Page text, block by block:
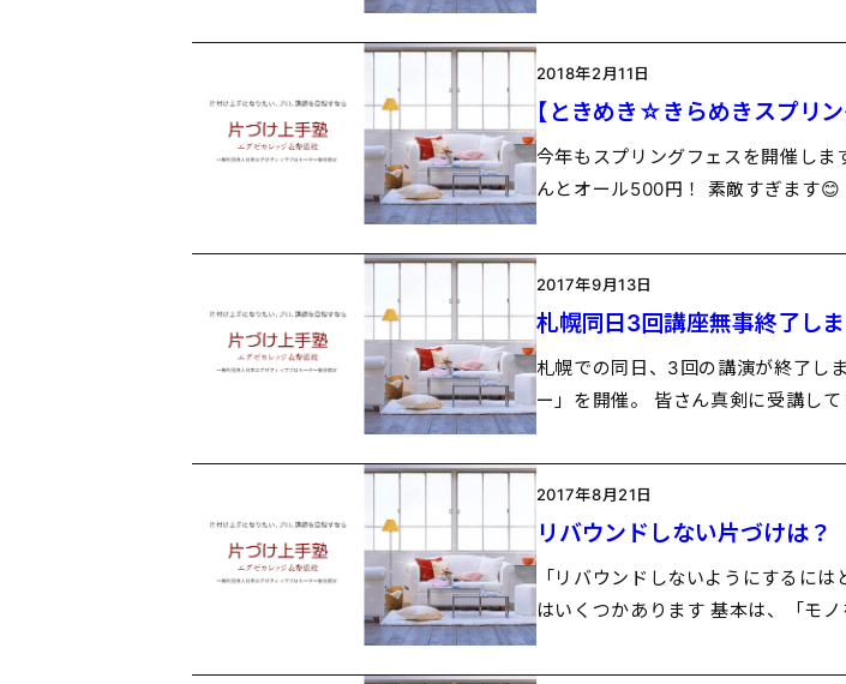
2018年2月11日
【ときめき☆きらめきスプリ
今年もスプリングフェスを開催し
んとオール500円！ 素敵すぎま
2017年9月13日
札幌同日3回講座無事終了し
札幌での同日、3回の講演が終了し
ー」を開催。 皆さん真剣に受講し
2017年8月21日
リバウンドしない片づけは？
「リバウンドしないようにするに
はいくつかあります 基本は、「モ